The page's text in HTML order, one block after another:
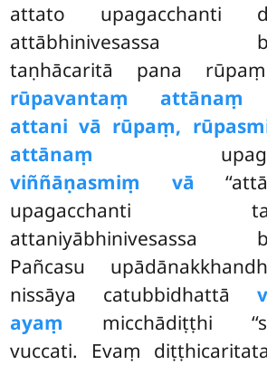
attato upagacchanti
attābhinivesassa
taṇhācaritā pana
rūpavantaṃ attānaṃ
attani vā rūpaṃ,
attānaṃ
viññāṇasmiṃ vā
upagacchanti
attaniyābhinivesassa
Pañcasu
nissāya catubbidhattā
ayaṃ micchādiṭṭhi
vuccati. Evaṃ